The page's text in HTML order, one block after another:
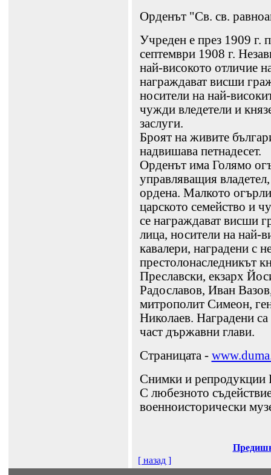
Орденът "Св. св.
Учреден е през 1909 г.
септември 1908 г.
най-високото отличие
награждават висши
носители на най-
чужди вледетели и
заслуги.
Броят на живите
надвишава петнадесет.
Орденът има Голямо
управляващия
ордена. Малкото
царското семейство и
се награждават висши
лица, носители на най-
кавалери, наградени с
престолонаследникът
Преславски, екзарх
Радославов, Иван
митрополит Симеон,
Николаев. Наградени
част държавни глави.
Страницата -
Снимки и репродукции
С любезното
военноисторически
[ назад ]